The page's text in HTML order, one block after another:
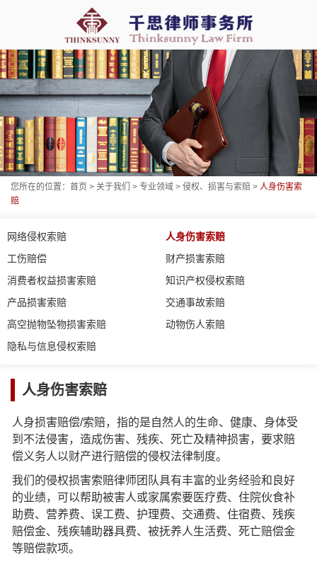
您所在的位置： 首页 > 关于我们 > 专业领域 > 侵权、损害与索赔 > 人身伤害索
赔
网络侵权索赔
人身伤害索赔
工伤赔偿
财产损害索赔
消费者权益损害索赔
知识产权侵权索赔
产品损害索赔
交通事故索赔
高空抛物坠物损害索赔
动物伤人索赔
隐私与信息侵权索赔
人身伤害索赔
人身损害赔偿/索赔，指的是自然人的生命、健康、身体受
到不法侵害，造成伤害、残疾、死亡及精神损害，要求赔
偿义务人以财产进行赔偿的侵权法律制度。
我们的侵权损害索赔律师团队具有丰富的业务经验和良好
的业绩，可以帮助被害人或家属索要医疗费、住院伙食补
助费、营养费、误工费、护理费、交通费、住宿费、残疾
赔偿金、残疾辅助器具费、被抚养人生活费、死亡赔偿金
等赔偿款项。